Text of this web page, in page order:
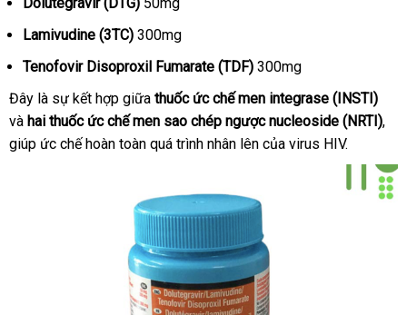
Lamivudine (3TC) 300mg
Tenofovir Disoproxil Fumarate (TDF) 300mg
Đây là sự kết hợp giữa thuốc ức chế men integrase (INSTI)
và hai thuốc ức chế men sao chép ngược nucleoside (NRTI),
giúp ức chế hoàn toàn lớn
quá trình nhân lên nội
của virus HIV.